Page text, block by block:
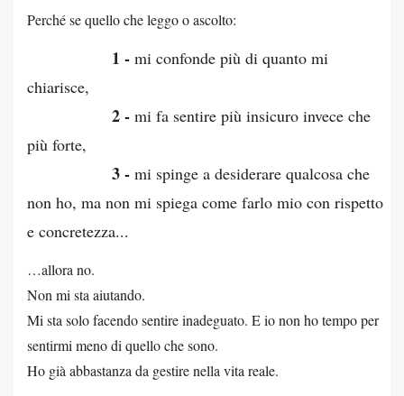
Perché se quello che leggo o ascolto:
1 - mi confonde più di quanto mi
chiarisce,
2 - mi fa sentire più insicuro invece che
più forte,
3 - mi spinge a desiderare qualcosa che
non ho, ma non mi spiega come farlo mio con rispetto
e concretezza...
…allora no.
Non mi sta aiutando.
Mi sta solo facendo sentire inadeguato. E io non ho tempo per
sentirmi meno di quello che sono.
Ho già abbastanza da gestire nella vita reale.